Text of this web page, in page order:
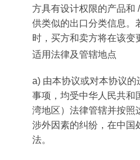
方具有设计权限的产品和
供类似的出口分类信息。
时，买方和卖方将在该变
适用法律及管辖地点
a) 由本协议或对本协议
事项，均受中华人民共和
湾地区）法律管辖并按照
涉外因素的纠纷，在中国
法。